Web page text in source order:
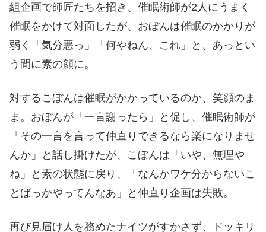
組企画で師匠たちを招き、催眠術師が2人にうまく
催眠をかけて対面したが、おぼんは催眠のかかりが
弱く「気分悪っ」「何やねん、これ」と、あっとい
う間に素の顔に。
対するこぼんは催眠がかかっているのか、笑顔のま
ま。おぼんが「一言謝ったら」と促し、催眠術師が
「その一言を言って仲直りできるなら楽になりませ
んか」と話し掛けたが、こぼんは「いや、無理や
ね」と素の状態に戻り、「なんかワケ分からないこ
とばっかやってんなあ」と仲直り企画は失敗。
再び見届け人を務めたナイツがすかさず、ドッキリ